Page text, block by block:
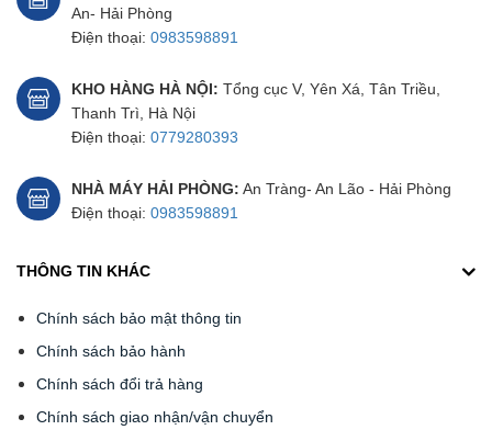
An- Hải Phòng
Điện thoại: 0983598891
KHO HÀNG HÀ NỘI: Tổng cục V, Yên Xá, Tân Triều,
Thanh Trì, Hà Nội
Điện thoại: 0779280393
NHÀ MÁY HẢI PHÒNG: An Tràng- An Lão - Hải Phòng
Điện thoại: 0983598891
THÔNG TIN KHÁC
Chính sách bảo mật thông tin
Chính sách bảo hành
Chính sách đổi trả hàng
Chính sách giao nhận/vận chuyển